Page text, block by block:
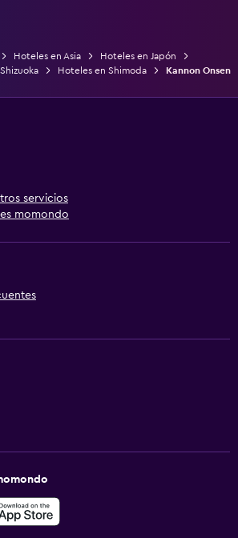
Hoteles en Asia
Hoteles en Japón
Hoteles en Shimoda Kannon Onsen
servicios
momondo